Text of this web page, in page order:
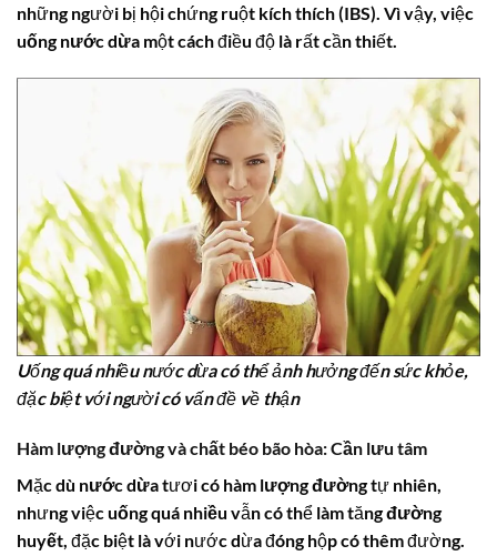
những người bị hội chứng ruột kích thích (IBS). Vì vậy, việc
uống nước dừa một cách điều độ là rất cần thiết.
Uống quá nhiều nước dừa có thể ảnh hưởng đến sức khỏe,
đặc biệt với người có vấn đề về thận
Hàm lượng đườngvàchất béo bão hòa: Cần lưu tâm
Mặc dù nước dừatươi có hàm lượng đườngtự nhiên,
nhưng việcuống quá nhiều vẫn có thể làm tăngđường
huyết, đặc biệt là với nước dừa đóng hộp có thêm đường.